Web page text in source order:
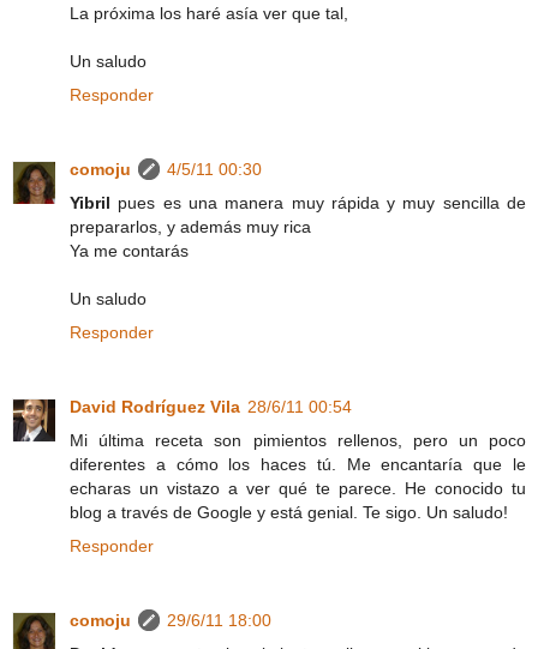
La próxima los haré asía ver que tal,
Un saludo
Responder
comoju
4/5/11 00:30
Yibril pues es una manera muy rápida y muy sencilla de
prepararlos, y además muy rica
Ya me contarás
Un saludo
Responder
David Rodríguez Vila 28/6/11 00:54
Mi última receta son pimientos rellenos, pero un poco
diferentes a cómo los haces tú. Me encantaría que le
echaras un vistazo a ver qué te parece. He conocido tu
blog a través de Google y está genial. Te sigo. Un saludo!
Responder
comoju
29/6/11 18:00